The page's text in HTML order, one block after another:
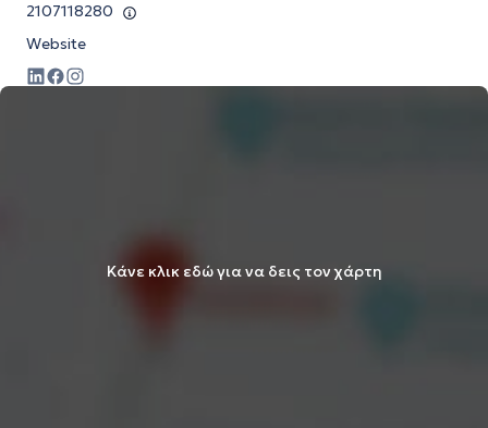
2107118280
Website
Κάνε κλικ εδώ για να δεις τον χάρτη